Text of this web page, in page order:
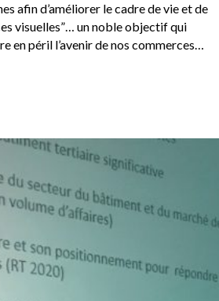
afin d’améliorer le cadre de vie et de
visuelles”… un noble objectif qui
en péril l’avenir de nos commerces…